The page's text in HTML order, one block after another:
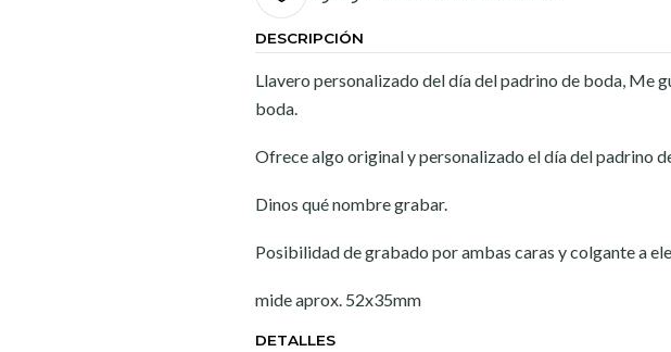
DESCRIPCIÓN
Llavero personalizado del día del padrino de boda, Me
boda.
Ofrece algo original y personalizado el día del padrino
Dinos qué nombre grabar.
Posibilidad de grabado por ambas caras y colgante a
mide aprox. 52x35mm
DETALLES